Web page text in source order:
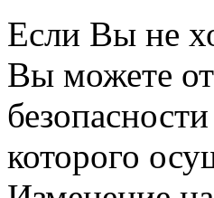
Если Вы не
Вы можете
которого